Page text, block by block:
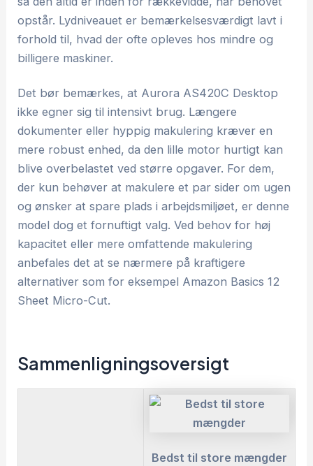
opstår. Lydniveauet er bemærkelsesværdigt lavt i
forhold til, hvad der ofte opleves hos mindre og
billigere maskiner.
Det bør bemærkes, at Aurora AS420C Desktop
ikke egner sig til intensivt brug. Længere
dokumenter eller hyppig makulering kræver en
mere robust enhed, da den lille motor hurtigt kan
blive overbelastet ved større opgaver. For dem,
der kun behøver at makulere et par sider om ugen
og ønsker at spare plads i arbejdsmiljøet, er denne
model dog et fornuftigt valg. Ved behov for høj
kapacitet eller mere omfattende makulering
anbefales det at se nærmere på kraftigere
alternativer som for eksempel Amazon Basics 12
Sheet Micro-Cut.
Sammenligningsoversigt
Bedst til store mængder